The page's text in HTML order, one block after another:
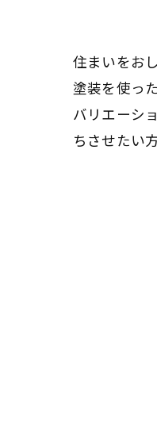
住まいをお
塗装を使っ
バリエーシ
ちさせたい